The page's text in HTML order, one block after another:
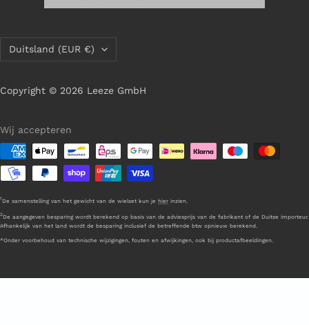
Land/regio Duitsland (EUR €)
Copyright © 2026 Leeze GmbH
Wij accepteren
1 De samenstelling van het gewicht van de wielset kun je hier inzien.
2De aangegeven besparing wordt berekend op basis van de adviesprijs van de fabrikant of de Duitse importeur.
Afhankelijk van het land wordt de besparing inclusief de betreffende btw opnieuw berekend.
*Onder voorbehoud van technische wijzigingen, fouten en afwijkingen, ook bij productafbeeldingen.